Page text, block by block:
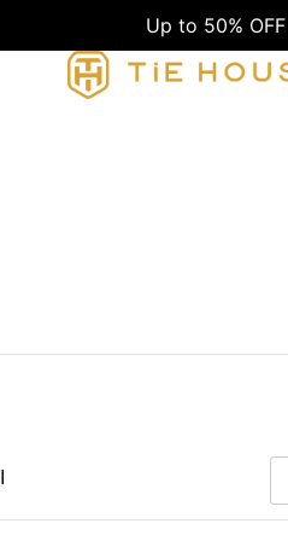
Up to 50% OFF Free